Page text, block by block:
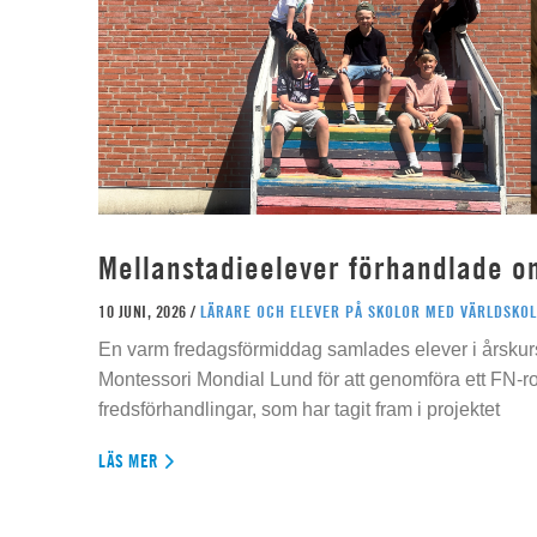
Mellanstadieelever förhandlade
10 JUNI, 2026 / LÄRARE OCH ELEVER PÅ SKOLOR MED
En varm fredagsförmiddag samlades elever i
Montessori Mondial Lund för att genomföra ett FN-
fredsförhandlingar, som har tagit fram i projektet
LÄS MER